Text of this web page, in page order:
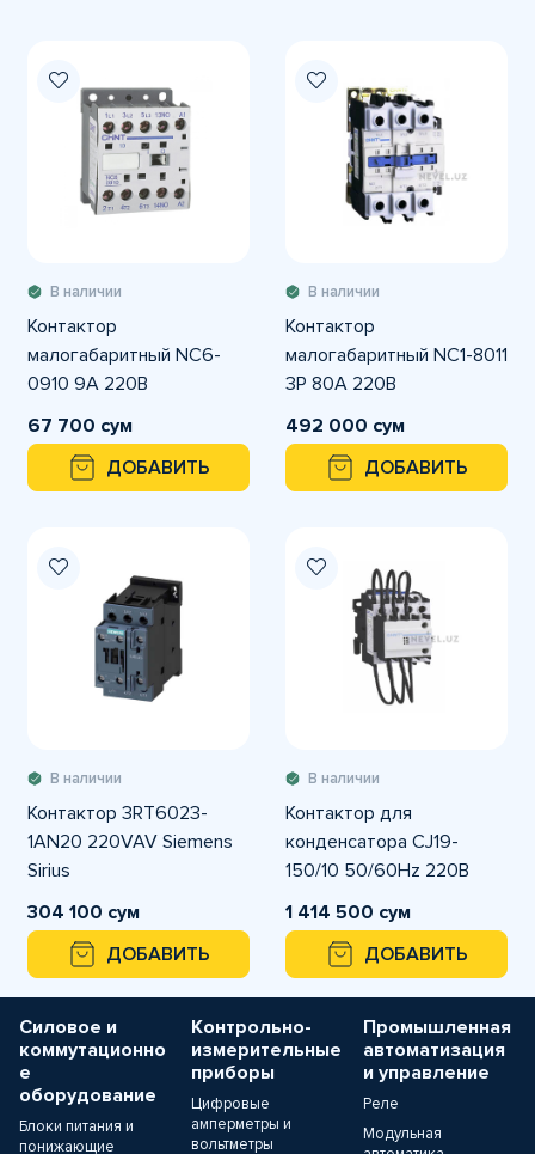
В наличии
Контактор
малогабаритный NC6-
0910 9А 220В
67 700 сум
ДОБАВИТЬ
В наличии
Контактор
малогабаритный NC1-8011
3P 80А 220В
492 000 сум
ДОБАВИТЬ
В наличии
Контактор 3RT6023-
1AN20 220VAV Siemens
Sirius
304 100 сум
ДОБАВИТЬ
В наличии
Контактор для
конденсатора CJ19-
150/10 50/60Hz 220В
CHINT
1 414 500 сум
ДОБАВИТЬ
Силовое и
коммутационно
е
оборудование
Блоки питания и
понижающие
Контрольно-
измерительные
приборы
Цифровые
амперметры и
вольтметры
Промышленная
автоматизация
и управление
Реле
Модульная